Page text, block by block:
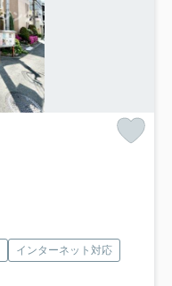
インターネット対応